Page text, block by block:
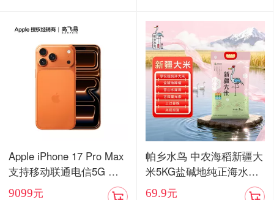
Apple iPhone 17 Pro Max
支持移动联通电信5G 双
卡双待手机【现货发售】
9099元
帕乡水鸟 中农海稻新疆大
米5KG盐碱地纯正海水稻
当季新米
69.9元